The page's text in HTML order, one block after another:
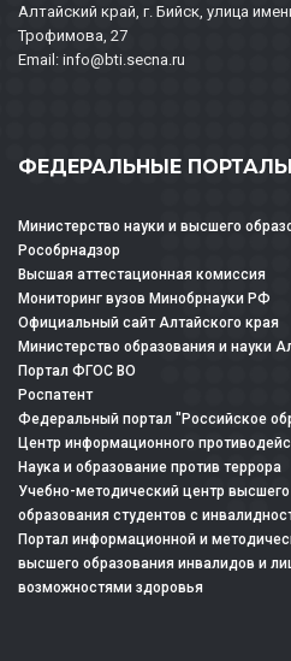
Алтайский край, г. Бийск, улица
Трофимова, 27
Email: info@bti.secna.ru
ФЕДЕРАЛЬНЫЕ ПОРТАЛЫ
Министерство науки и высшего
Рособрнадзор
Высшая аттестационная комиссия
Мониторинг вузов Минобрнауки РФ
Официальный сайт Алтайского края
Министерство образования и науки
Портал ФГОС ВО
Роспатент
Федеральный портал "Российское
Центр информационного
Наука и образование против террора
Учебно-методический центр
образования студентов с
Портал информационной и
высшего образования инвалидов и
возможностями здоровья